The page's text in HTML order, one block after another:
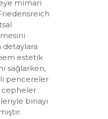
mimari
detaylara
estetik
sağlarken,
pencereler
cepheler
binayı